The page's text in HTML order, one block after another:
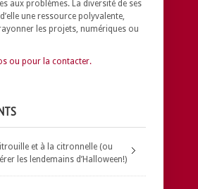
aux problèmes. La diversité de ses
une ressource polyvalente,
les projets, numériques ou
ou pour la contacter.
et à la citronnelle (ou
les lendemains d’Halloween!)